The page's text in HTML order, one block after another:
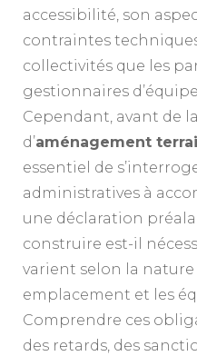
accessibilité, son
contraintes
collectivités que les
gestionnaires
Cependant, avant de
d’aménagement
essentiel de
administratives à
une déclaration
construire est-il
varient selon la
emplacement et les
Comprendre ces
des retards, des